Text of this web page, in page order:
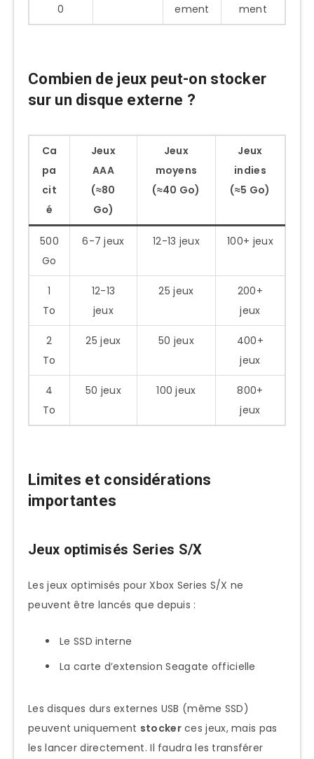
0
ement
ment
Combien de jeux peut-on stocker
sur un disque externe ?
Ca
pa
cit
é
Jeux
AAA
(≈80
Go)
Jeux
moyens
(≈40 Go)
Jeux
indies
(≈5 Go)
500
Go
6-7 jeux 12-13 jeux 100+ jeux
1
To
12-13
jeux
25 jeux
200+
jeux
2
To
25 jeux 50 jeux
400+
jeux
4
To
50 jeux 100 jeux
800+
jeux
Limites et considérations
importantes
Jeux optimisés Series S/X
Les jeux optimisés pour Xbox Series S/X ne
peuvent être lancés que depuis :
Le SSD interne
La carte d’extension Seagate officielle
Les disques durs externes USB (même SSD)
peuvent uniquement stockerces jeux, mais pas
les lancer directement. Il faudra les transférer